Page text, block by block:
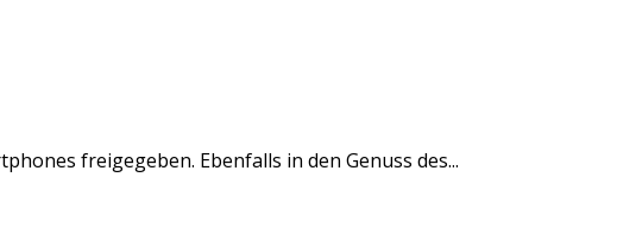
freigegeben. Ebenfalls in den Genuss des...